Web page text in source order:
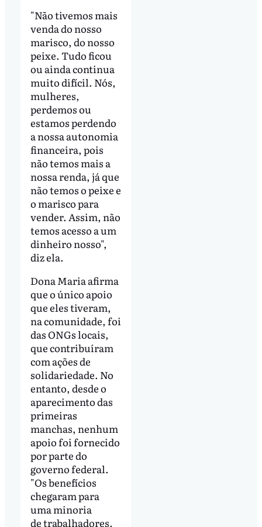
"Não tivemos mais
venda do nosso
marisco, do nosso
peixe. Tudo ficou
ou ainda continua
muito difícil. Nós,
mulheres,
perdemos ou
estamos perdendo
a nossa autonomia
financeira, pois
não temos mais a
nossa renda, já que
não temos o peixe e
o marisco para
vender. Assim, não
temos acesso a um
dinheiro nosso",
diz ela.
Dona Maria afirma
que o único apoio
que eles tiveram,
na comunidade, foi
das ONGs locais,
que contribuíram
com ações de
solidariedade. No
entanto, desde o
aparecimento das
primeiras
manchas, nenhum
apoio foi fornecido
por parte do
governo federal.
"Os benefícios
chegaram para
uma minoria
de trabalhadores.